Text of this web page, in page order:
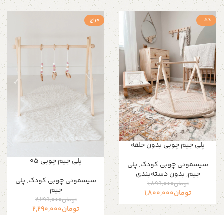
-5%
پلی جیم چوبی بدون حلقه
سیسمونی چوبی کودک, پلی
جیم, بدون دسته‌بندی
تومان1,899,000
تومان1,800,000
حراج
پلی جیم چوبی 05
سیسمونی چوبی کودک, پلی
جیم
تومان2,299,000
تومان2,290,000